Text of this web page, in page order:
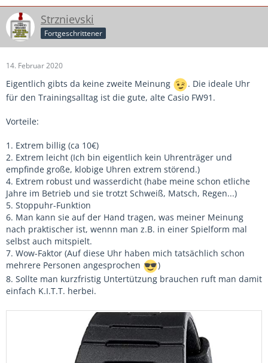
Strznievski
Fortgeschrittener
14. Februar 2020
Eigentlich gibts da keine zweite Meinung
. Die ideale Uhr
für den Trainingsalltag ist die gute, alte Casio FW91.
Vorteile:
1. Extrem billig (ca 10€)
2. Extrem leicht (Ich bin eigentlich kein Uhrenträger und
empfinde große, klobige Uhren extrem störend.)
4. Extrem robust und wasserdicht (habe meine schon etliche
Jahre im Betrieb und sie trotzt Schweiß, Matsch, Regen...)
5. Stoppuhr-Funktion
6. Man kann sie auf der Hand tragen, was meiner Meinung
nach praktischer ist, wennn man z.B. in einer Spielform mal
selbst auch mitspielt.
7. Wow-Faktor (Auf diese Uhr haben mich tatsächlich schon
mehrere Personen angesprochen
)
8. Sollte man kurzfristig Untertützung brauchen ruft man damit
einfach K.I.T.T. herbei.